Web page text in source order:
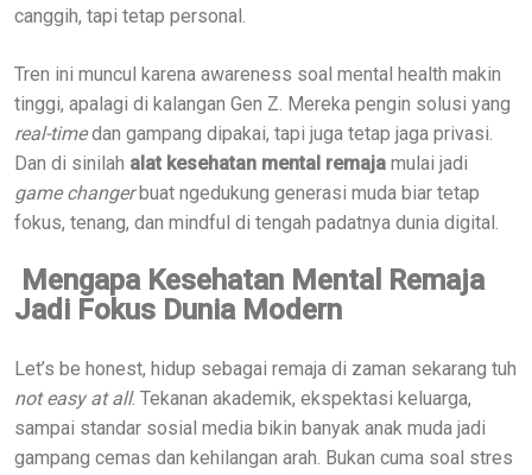
canggih, tapi tetap personal.
Tren ini muncul karena awareness soal mental health makin
tinggi, apalagi di kalangan Gen Z. Mereka pengin solusi yang
real-timedan gampang dipakai, tapi juga tetap jaga privasi.
Dan di sinilah alat kesehatan mental remaja mulai jadi
game changerbuat ngedukung generasi muda biar tetap
fokus, tenang, dan mindful di tengah padatnya dunia digital.
Mengapa Kesehatan Mental Remaja
Jadi Fokus Dunia Modern
Let’s be honest, hidup sebagai remaja di zaman sekarang tuh
not easy at all. Tekanan akademik, ekspektasi keluarga,
sampai standar sosial media bikin banyak anak muda jadi
gampang cemas dan kehilangan arah. Bukan cuma soal stres